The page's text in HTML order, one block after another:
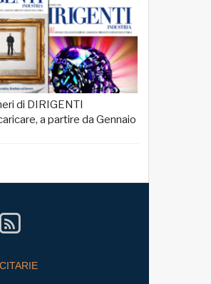
di DIRIGENTI
a partire da Gennaio